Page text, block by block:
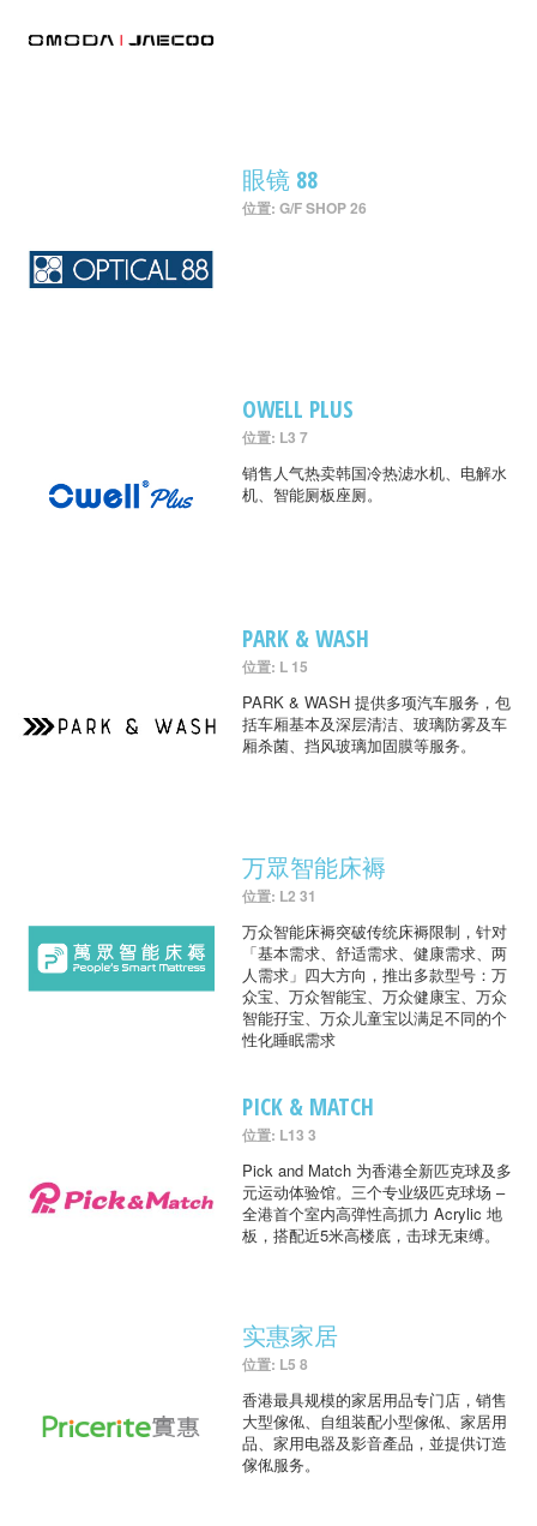
眼镜 88
位置: G/F SHOP 26
OWELL PLUS
位置: L3 7
销售人气热卖韩国冷热滤水机、电解水
机、智能厕板座厕。
PARK & WASH
位置: L 15
PARK & WASH 提供多项汽车服务，包
括车厢基本及深层清洁、玻璃防雾及车
厢杀菌、挡风玻璃加固膜等服务。
万眾智能床褥
位置: L2 31
万众智能床褥突破传统床褥限制，针对
「基本需求、舒适需求、健康需求、两
人需求」四大方向，推出多款型号：万
众宝、万众智能宝、万众健康宝、万众
智能孖宝、万众儿童宝以满足不同的个
性化睡眠需求
PICK & MATCH
位置: L13 3
Pick and Match 为香港全新匹克球及多
元运动体验馆。三个专业级匹克球场 –
全港首个室内高弹性高抓力 Acrylic 地
板，搭配近5米高楼底，击球无束缚。
实惠家居
位置: L5 8
香港最具规模的家居用品专门店，销售
大型傢俬、自组装配小型傢俬、家居用
品、家用电器及影音產品，並提供订造
傢俬服务。